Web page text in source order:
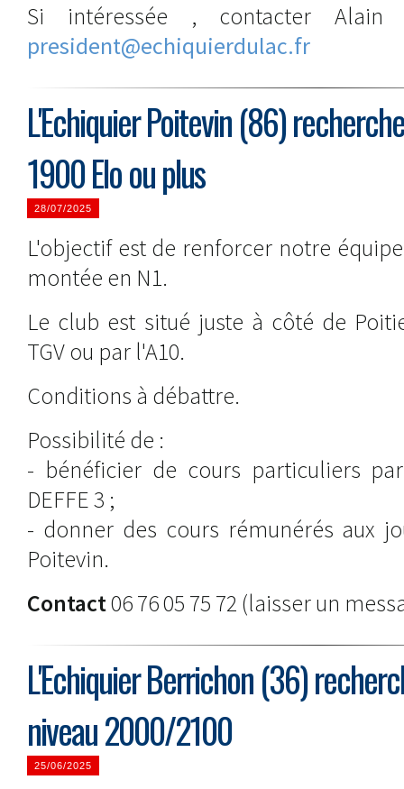
Si intéressée , contacter
president@echiquierdulac.fr
L'Echiquier Poitevin (86)
1900 Elo ou plus
28/07/2025
L'objectif est de renforcer notre
montée en N1.
Le club est situé juste à côté de
TGV ou par l'A10.
Conditions à débattre.
Possibilité de :
- bénéficier de cours particuliers
DEFFE 3 ;
- donner des cours rémunérés aux
Poitevin.
Contact06 76 05 75 72 (laisser un
L'Echiquier Berrichon (36)
niveau 2000/2100
25/06/2025